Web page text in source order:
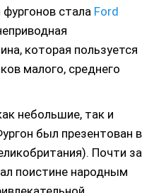
стала Ford
которая пользуется
малого, среднего
небольшие, так и
был презентован в
Почти за
поистине народным